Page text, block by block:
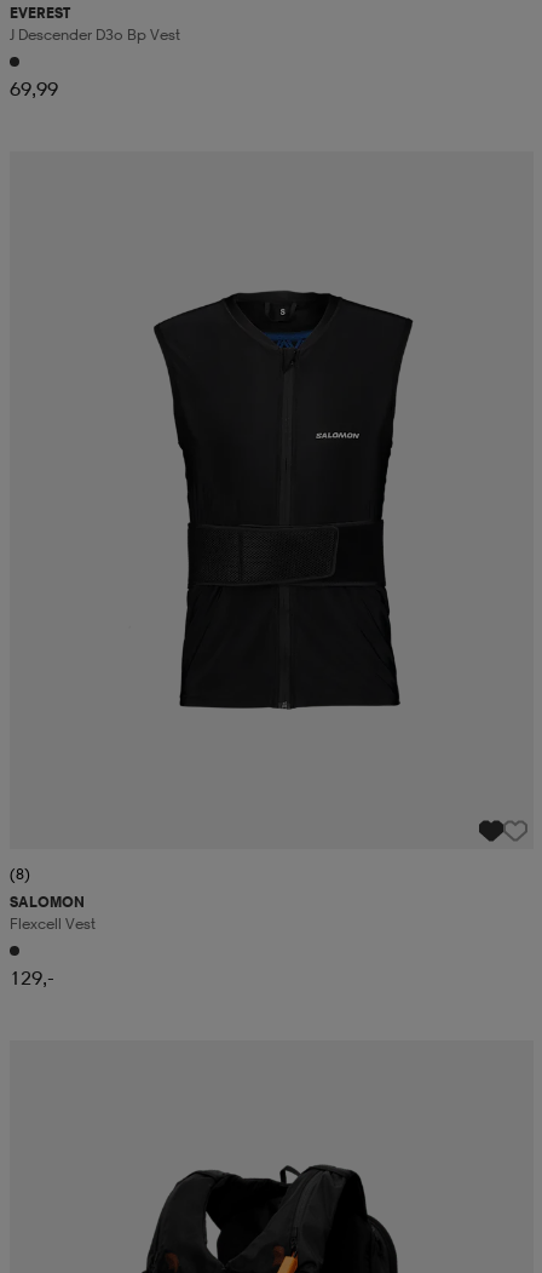
EVEREST
J Descender D3o Bp Vest
69,99
(8)
SALOMON
Flexcell Vest
129,-